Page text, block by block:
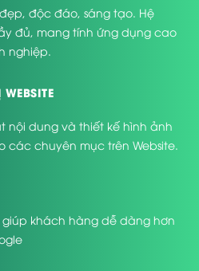
độc đáo, sáng tạo. Hệ
đủ, mang tính ứng dụng cao
nghiệp.
nội dung và thiết kế hình ảnh
chuyên mục trên Website.
khách hàng dễ dàng hơn